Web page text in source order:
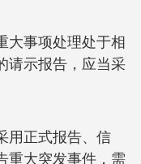
事项处理处于相
请示报告，应当采
用正式报告、信
重大突发事件，需